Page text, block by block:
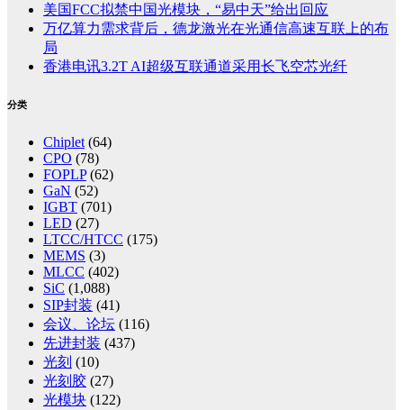
美国FCC拟禁中国光模块，“易中天”给出回应
万亿算力需求背后，德龙激光在光通信高速互联上的布
局
香港电讯3.2T AI超级互联通道采用长飞空芯光纤
分类
Chiplet (64)
CPO (78)
FOPLP(62)
GaN (52)
IGBT (701)
LED (27)
LTCC/HTCC (175)
MEMS (3)
MLCC (402)
SiC (1,088)
SIP封装 (41)
会议、论坛 (116)
先进封装 (437)
光刻 (10)
光刻胶 (27)
光模块 (122)